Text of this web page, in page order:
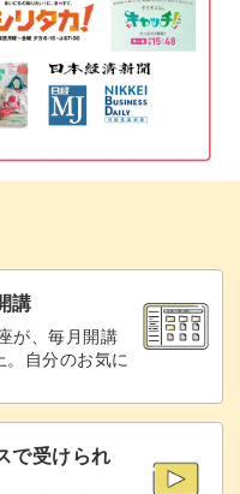
セージカードとして使
揃いなドットやちょっ
ト作品になるつまよう
トを楽しんでみません
14:02
講
が、毎月開講
自分のお気に
で受けられ